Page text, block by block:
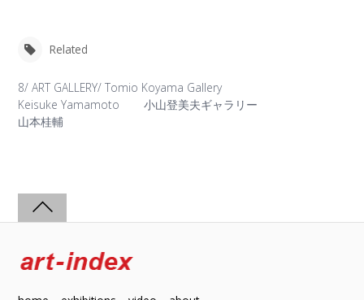
Related
8/ ART GALLERY/ Tomio Koyama Gallery
Keisuke Yamamoto
小山登美夫ギャラリー
山本桂輔